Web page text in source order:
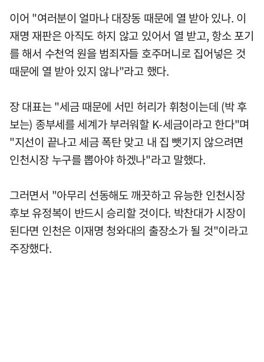
이어 "여러분이 얼마나 대장동 때문에 열 받아 있나. 이
재명 재판은 아직도 하지 않고 있어서 열 받고, 항소 포기
를 해서 수천억 원을 범죄자들 호주머니로 집어넣은 것
때문에 열 받아 있지 않나"라고 했다.
장 대표는 "세금 때문에 서민 허리가 휘청이는데 (박 후
보는) 종부세를 세계가 부러워할 K-세금이라고 한다"며
"지선이 끝나고 세금 폭탄 맞고 내 집 뺏기지 않으려면
인천시장 누구를 뽑아야 하겠나"라고 말했다.
그러면서 "아무리 선동해도 깨끗하고 유능한 인천시장
후보 유정복이 반드시 승리할 것이다. 박찬대가 시장이
된다면 인천은 이재명 청와대의 출장소가 될 것"이라고
주장했다.